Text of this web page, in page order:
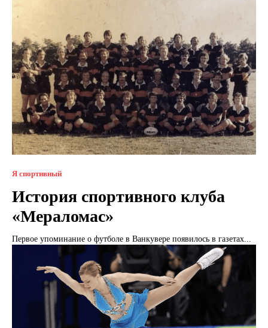
Я спортивный
История спортивного клуба
«Мераломас»
Первое упоминание о футболе в Ванкувере появилось в газетах...